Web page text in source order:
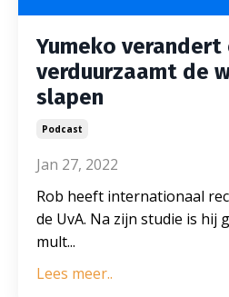
Yumeko verandert
verduurzaamt de
slapen
Podcast
Jan 27, 2022
Rob heeft internationaal
de UvA. Na zijn studie is hij
mult...
Lees meer..